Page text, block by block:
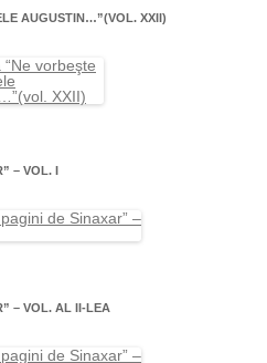
AUGUSTIN…”(VOL. XXII)
– VOL. I
– VOL. AL II-LEA